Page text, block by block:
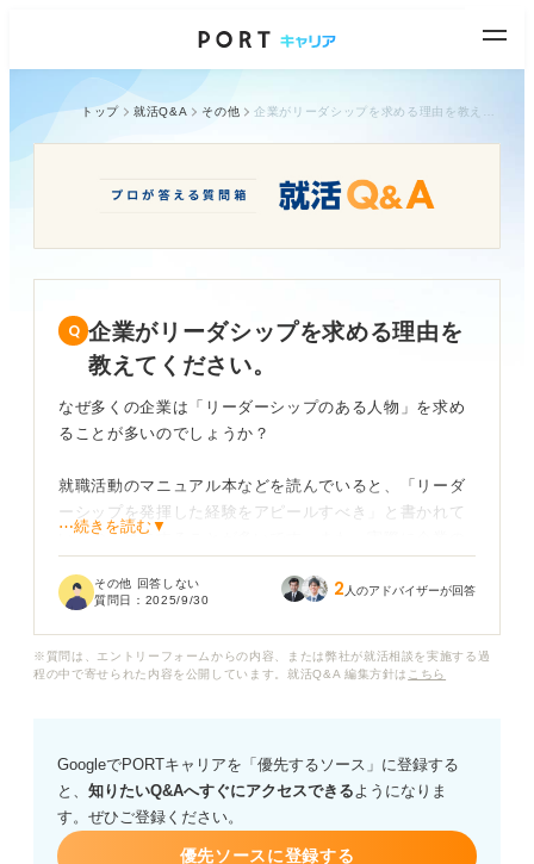
トップ 就活Q&A その他
企業がリーダシップを求める理由を
教えてください。
なぜ多くの企業は「リーダーシップのある人物」を求め
ることが多いのでしょうか？
就職活動のマニュアル本などを読んでいると、「リーダ
ーシップを発揮した経験をアピールすべき」と書かれて
いるのを目にすることが多いです。また、実際に企業の
何かを成し遂げた経験はありますか」と質問をされる機
どの組織もリーダー役だけで構成されているわけではな
実際、私はアルバイトやゼミ活動などでサポート役とし
て活躍することが多かったため、「リーダーシップを発
揮した経験は？」と尋ねられても答えることができませ
ん。
⋯続きを読む▼
その他 回答しない
質問日： 2025/9/30 2 人のアドバイザーが回答
※質問は、エントリーフォームからの内容、または弊社が就活相談を実施する過
程の中で寄せられた内容を公開しています。就活Q&A 編集方針は こちら
GoogleでPORTキャリアを「優先するソース」に登録する
と、 知りたいQ&Aへすぐにアクセスできるようになりま
す。ぜひご登録ください。
優先ソースに登録する